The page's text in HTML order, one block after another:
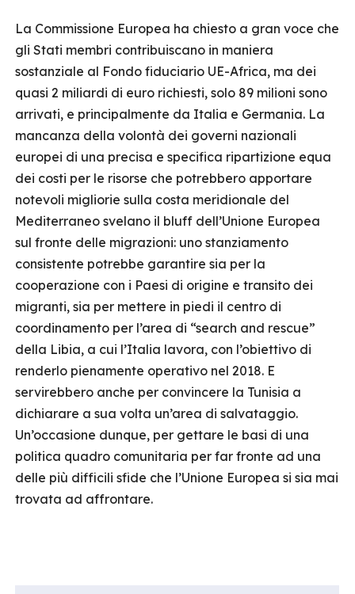
La Commissione Europea ha chiesto a gran voce che
gli Stati membri contribuiscano in maniera
sostanziale al Fondo fiduciario UE-Africa, ma dei
quasi 2 miliardi di euro richiesti, solo 89 milioni sono
arrivati, e principalmente da Italia e Germania. La
mancanza della volontà dei governi nazionali
europei di una precisa e specifica ripartizione equa
dei costi per le risorse che potrebbero apportare
notevoli migliorie sulla costa meridionale del
Mediterraneo svelano il bluff dell’Unione Europea
sul fronte delle migrazioni: uno stanziamento
consistente potrebbe garantire sia per la
cooperazione con i Paesi di origine e transito dei
migranti, sia per mettere in piedi il centro di
coordinamento per l’area di “search and rescue”
della Libia, a cui l’Italia lavora, con l’obiettivo di
renderlo pienamente operativo nel 2018. E
servirebbero anche per convincere la Tunisia a
dichiarare a sua volta un’area di salvataggio.
Un’occasione dunque, per gettare le basi di una
politica quadro comunitaria per far fronte ad una
delle più difficili sfide che l’Unione Europea si sia mai
trovata ad affrontare.